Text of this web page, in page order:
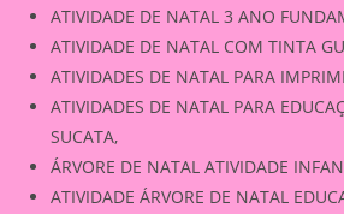
ATIVIDADE DE NATAL 3 ANO
ATIVIDADE DE NATAL COM TINTA
ATIVIDADES DE NATAL PARA
ATIVIDADES DE NATAL PARA
SUCATA,
ÁRVORE DE NATAL ATIVIDADE
ATIVIDADE ÁRVORE DE NATAL